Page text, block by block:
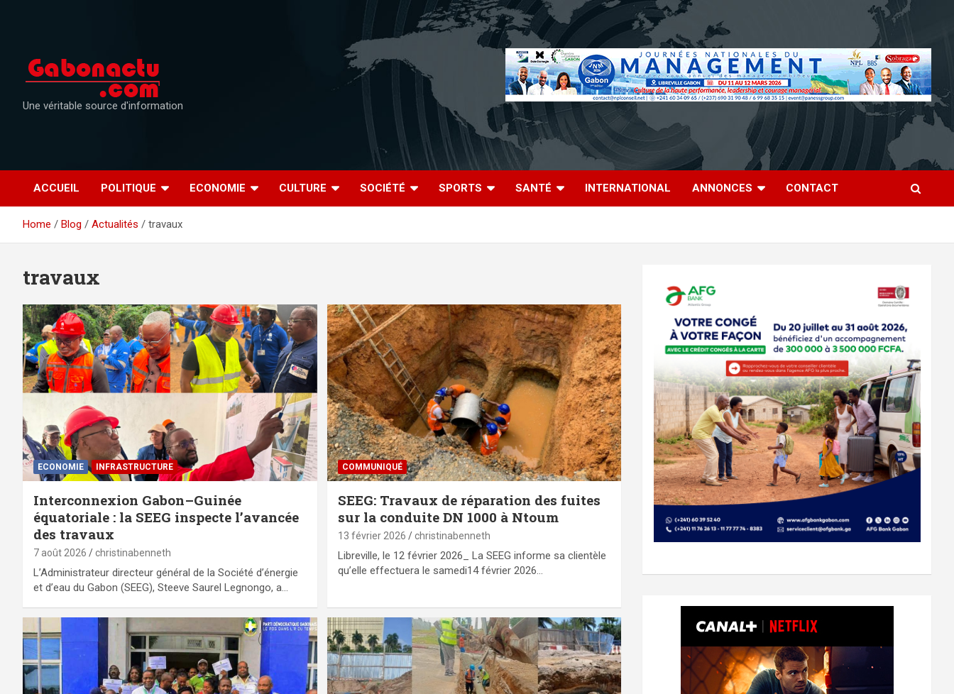
Une véritable source d'information
ACCUEIL POLITIQUE ECONOMIE CULTURE SOCIÉTÉ SPORTS SANTÉ INTERNATIONAL ANNONCES CONTACT
Home Blog Actualités travaux
travaux
ECONOMIE ⁠INFRASTRUCTURE
Interconnexion Gabon–Guinée
équatoriale : la SEEG inspecte l’avancée
des travaux
7 août 2026 christinabenneth
L’Administrateur directeur général de la Société d’énergie
et d’eau du Gabon (SEEG), Steeve Saurel Legnongo, a…
COMMUNIQUÉ
SEEG: Travaux de réparation des fuites
sur la conduite DN 1000 à Ntoum
13 février 2026 christinabenneth
Libreville, le 12 février 2026_ La SEEG informe sa clientèle
qu’elle effectuera le samedi14 février 2026…